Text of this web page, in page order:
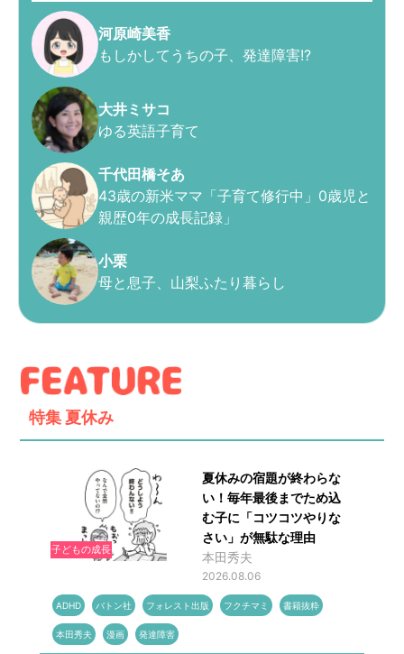
河原崎美香
もしかしてうちの子、発達障害!?
大井ミサコ
ゆる英語子育て
千代田橋そあ
43歳の新米ママ「子育て修行中」0歳児と
親歴0年の成長記録」
小栗
母と息子、山梨ふたり暮らし
特集 夏休み
子どもの成長
夏休みの宿題が終わらな
い！毎年最後までため込
む子に「コツコツやりな
さい」が無駄な理由
本田秀夫
2026.08.06
ADHD バトン社 フォレスト出版 フクチマミ 書籍抜粋
本田秀夫 漫画 発達障害